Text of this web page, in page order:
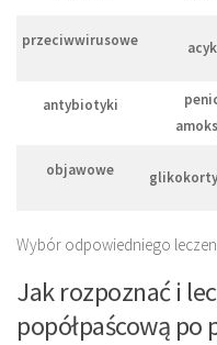
przeciwwirusowe
antybiotyki
objawowe
Wybór odpowiedniego
Jak rozpoznać i
popółpaścową po